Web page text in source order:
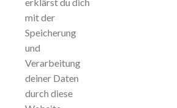
mit der
Speicherung
und
Verarbeitung
deiner Daten
durch diese